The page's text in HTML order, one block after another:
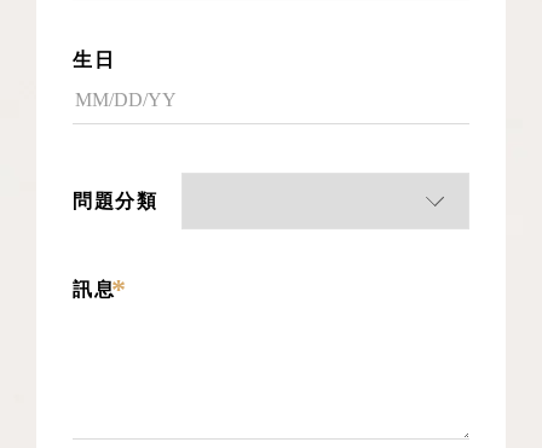
生日
問題分類
訊息*